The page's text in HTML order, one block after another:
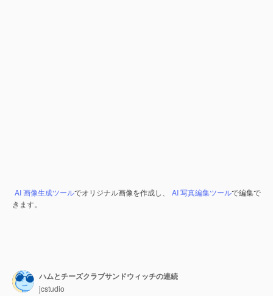
AI 画像生成ツールでオリジナル画像を作成し、 AI 写真編集ツールで編集で
きます。
ハムとチーズクラブサンドウィッチの連続
jcstudio